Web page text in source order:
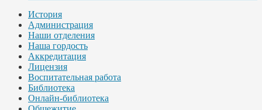
История
Администрация
Наши отделения
Наша гордость
Аккредитация
Лицензия
Воспитательная работа
Библиотека
Онлайн-библиотека